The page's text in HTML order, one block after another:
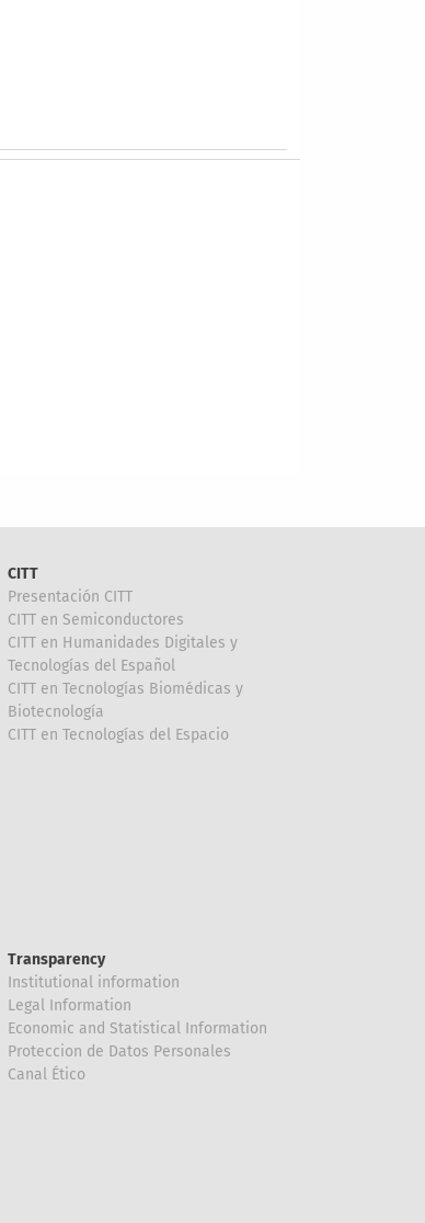
CITT
Presentación CITT
CITT en Semiconductores
CITT en Humanidades Digitales y
Tecnologías del Español
CITT en Tecnologías Biomédicas y
Biotecnología
CITT en Tecnologías del Espacio
Transparency
Institutional information
Legal Information
Economic and Statistical Information
Proteccion de Datos Personales
Canal Ético